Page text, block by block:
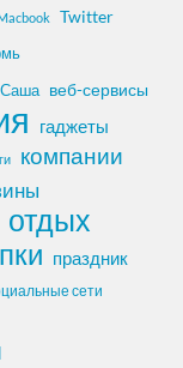
Twitter
Саша веб-сервисы
гаджеты
компании
отдых
праздник
сети